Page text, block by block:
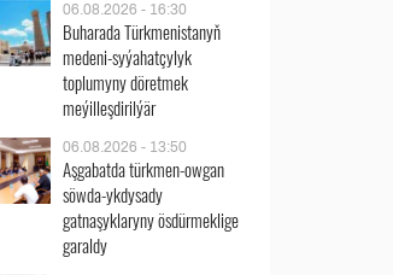
06.08.2026 - 16:30
Buharada Türkmenistanyň
medeni-syýahatçylyk
toplumyny döretmek
meýilleşdirilýär
06.08.2026 - 13:50
Aşgabatda türkmen-owgan
söwda-ykdysady
gatnaşyklaryny ösdürmeklige
garaldy